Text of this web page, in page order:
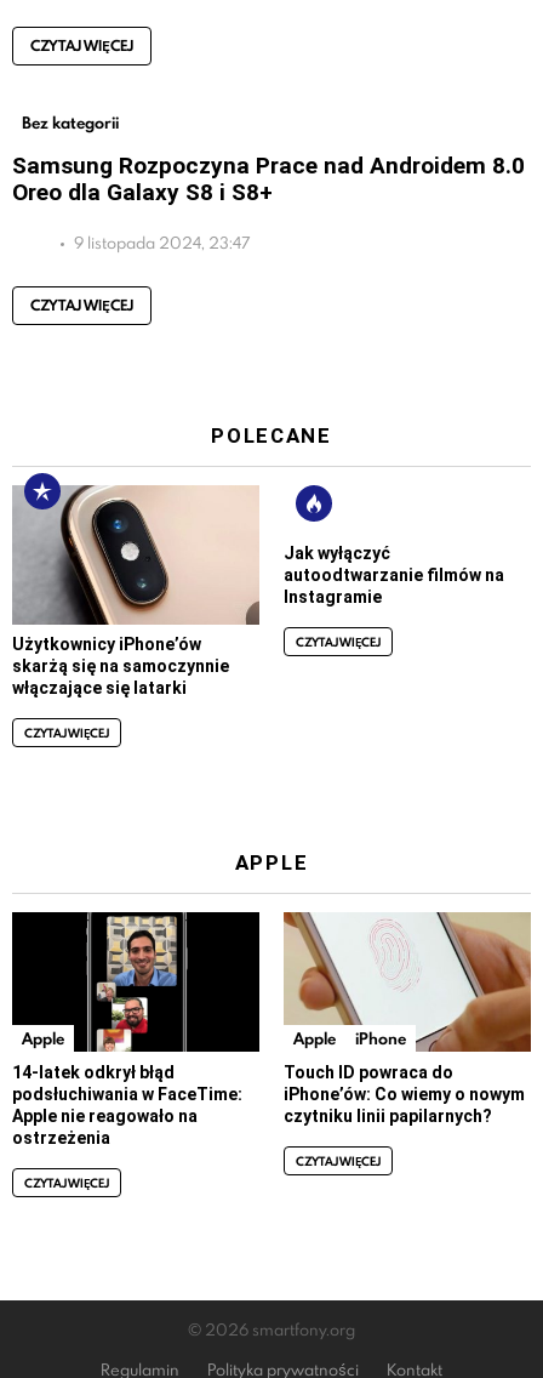
CZYTAJ WIĘCEJ
Bez kategorii
Samsung Rozpoczyna Prace nad Androidem 8.0
Oreo dla Galaxy S8 i S8+
9 listopada 2024, 23:47
CZYTAJ WIĘCEJ
POLECANE
Użytkownicy iPhone’ów
skarżą się na samoczynnie
włączające się latarki
CZYTAJ WIĘCEJ
Jak wyłączyć
autoodtwarzanie filmów na
Instagramie
CZYTAJ WIĘCEJ
APPLE
Apple
14-latek odkrył błąd
podsłuchiwania w FaceTime:
Apple nie reagowało na
ostrzeżenia
CZYTAJ WIĘCEJ
Apple iPhone
Touch ID powraca do
iPhone’ów: Co wiemy o nowym
czytniku linii papilarnych?
CZYTAJ WIĘCEJ
© 2026 smartfony.org
Regulamin
Polityka prywatności Kontakt